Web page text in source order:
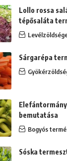
Lollo rossa
tépősaláta
Sárgarépa
bemutatása
Bogyós
Sóska